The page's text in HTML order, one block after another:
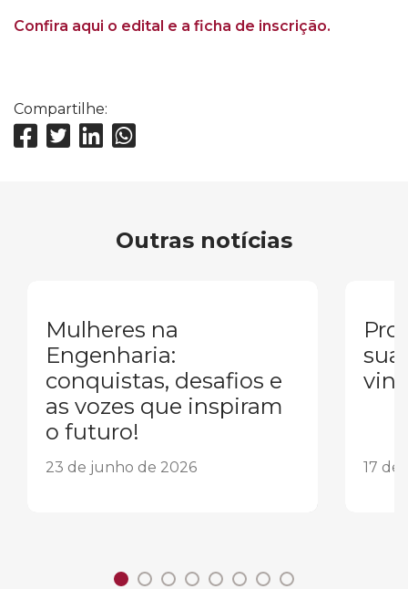
Confira aqui o edital e a ficha de inscrição.
Compartilhe:
Outras notícias
Mulheres na
Engenharia:
conquistas, desafios e
as vozes que inspiram
o futuro!
23 de junho de 2026
sua
17 de